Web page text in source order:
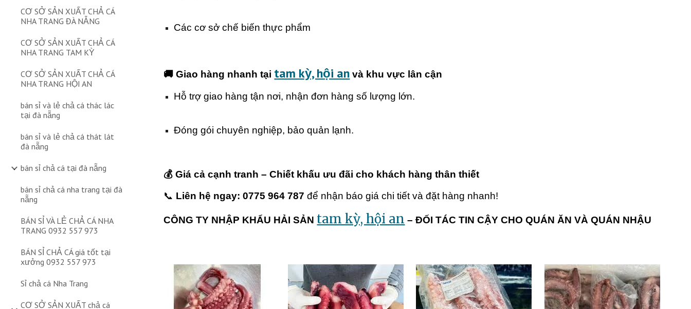
CƠ SỞ SẢN XUẤT CHẢ CÁ
NHA TRANG ĐÀ NẴNG
CƠ SỞ SẢN XUẤT CHẢ CÁ
NHA TRANG TAM KỲ
CƠ SỞ SẢN XUẤT CHẢ CÁ
NHA TRANG HỘI AN
bán sỉ và lẻ chả cá thác lác
tại đà nẵng
bán sỉ và lẻ chả cá thát lát
đà nẵng
bán sỉ chả cá tại đà nẵng
bán sỉ chả cá nha trang tại đà
nẵng
BÁN SỈ VÀ LẺ CHẢ CÁ NHA
TRANG 0932 557 973
BÁN SỈ CHẢ CÁ giá tốt tại
xưởng 0932 557 973
Sỉ chả cá Nha Trang
CƠ SỞ SẢN XUẤT chả cá
Các cơ sở chế biến thực phẩm
🚚 Giao hàng nhanh tại tam kỳ, hội an và khu vực lân cận
Hỗ trợ giao hàng tận nơi, nhận đơn hàng số lượng lớn.
Đóng gói chuyên nghiệp, bảo quản lạnh.
💰 Giá cả cạnh tranh – Chiết khấu ưu đãi cho khách hàng thân thiết
📞 Liên hệ ngay: 0775 964 787 để nhận báo giá chi tiết và đặt hàng nhanh!
CÔNG TY NHẬP KHẨU HẢI SẢN tam kỳ, hội an – ĐỐI TÁC TIN CẬY CHO QUÁN ĂN VÀ QUÁN NHẬU